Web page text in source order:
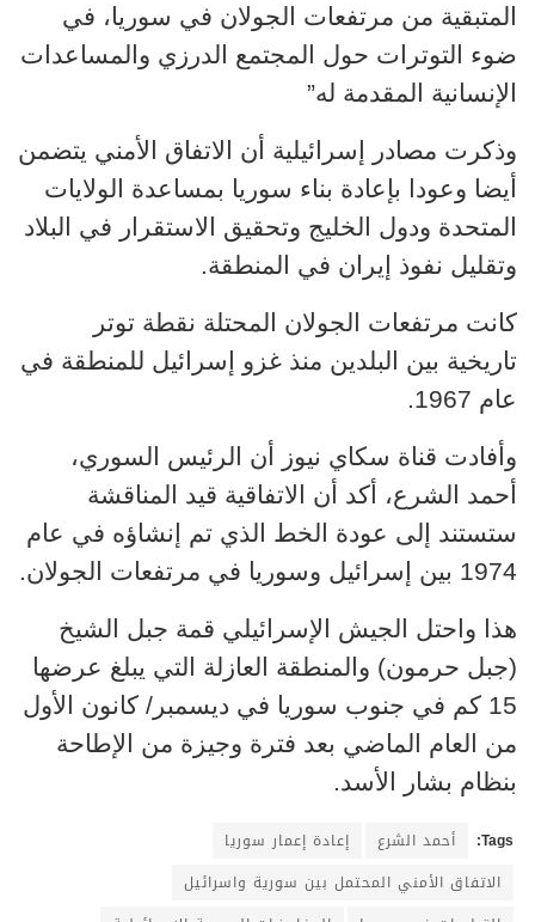
المتبقية من مرتفعات الجولان في سوريا، في
ضوء التوترات حول المجتمع الدرزي والمساعدات
الإنسانية المقدمة له”
وذكرت مصادر إسرائيلية أن الاتفاق الأمني يتضمن
أيضا وعودا بإعادة بناء سوريا بمساعدة الولايات
المتحدة ودول الخليج وتحقيق الاستقرار في البلاد
وتقليل نفوذ إيران في المنطقة.
كانت مرتفعات الجولان المحتلة نقطة توتر
تاريخية بين البلدين منذ غزو إسرائيل للمنطقة في
عام 1967.
وأفادت قناة سكاي نيوز أن الرئيس السوري،
أحمد الشرع، أكد أن الاتفاقية قيد المناقشة
ستستند إلى عودة الخط الذي تم إنشاؤه في عام
1974 بين إسرائيل وسوريا في مرتفعات الجولان.
هذا واحتل الجيش الإسرائيلي قمة جبل الشيخ
(جبل حرمون) والمنطقة العازلة التي يبلغ عرضها
15 كم في جنوب سوريا في ديسمبر/ كانون الأول
من العام الماضي بعد فترة وجيزة من الإطاحة
بنظام بشار الأسد.
Tags: أحمد الشرع
إعادة إعمار سوريا
الاتفاق الأمني المحتمل بين سورية واسرائيل